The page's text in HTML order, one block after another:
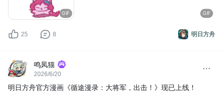
GIF
GIF
明日方舟
25 8
鸣凤猫
2026/6/20
明日方舟官方漫画《循途漫录：大将军，出击！》现已上线！